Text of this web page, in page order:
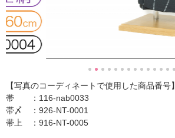
【写真のコーディネートで使用した商品番号】
帯 ：116-nab0033
帯〆 ：926-NT-0001
帯上 ：916-NT-0005